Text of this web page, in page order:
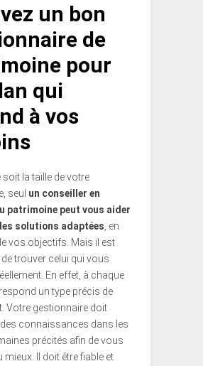
un bon
de
pour
qui
à vos
soit la taille de votre
seul un conseiller en
patrimoine peut vous aider
solutions adaptées , en
vos objectifs. Mais il est
trouver celui qui vous
En effet, à chaque
un type précis de
Votre gestionnaire doit
connaissances dans les
précités afin de vous
mieux. Il doit être fiable et